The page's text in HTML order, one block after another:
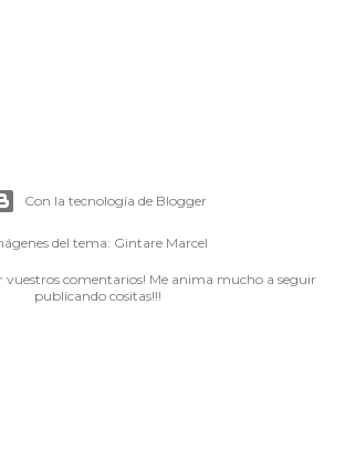
Con la tecnología de Blogger
del tema: Gintare Marcel
vuestros comentarios! Me anima mucho a seguir
publicando cositas!!!